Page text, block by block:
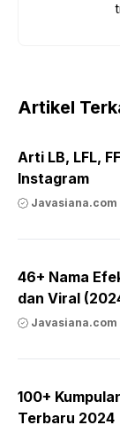
Artikel
Arti LB, LFL,
Instagram
Javasiana.com
46+ Nama
dan Viral
Javasiana.com
100+
Terbaru 2024